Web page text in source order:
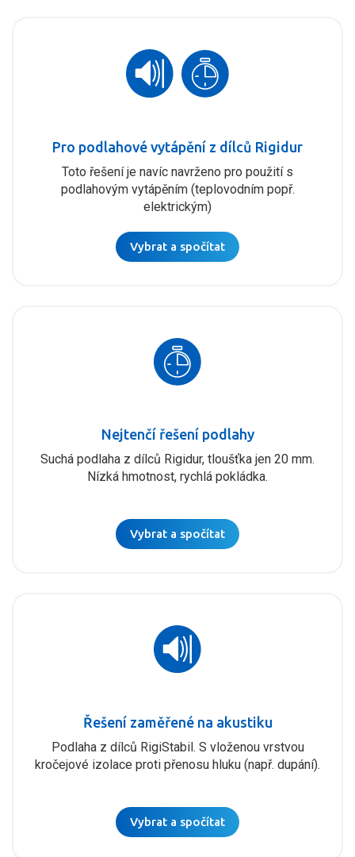
Pro podlahové vytápění z dílců Rigidur
Toto řešení je navíc navrženo pro použití s
podlahovým vytápěním (teplovodním popř.
elektrickým)
Vybrat a spočítat
Nejtenčí řešení podlahy
Suchá podlaha z dílců Rigidur, tloušťka jen 20 mm.
Nízká hmotnost, rychlá pokládka.
Vybrat a spočítat
Řešení zaměřené na akustiku
Podlaha z dílců RigiStabil. S vloženou vrstvou
kročejové izolace proti přenosu hluku (např. dupání).
Vybrat a spočítat